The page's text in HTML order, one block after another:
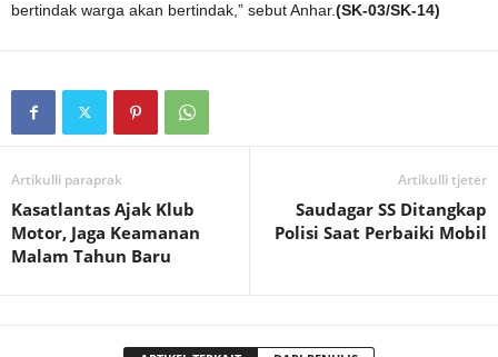
bertindak warga akan bertindak,” sebut Anhar.(SK-03/SK-14)
Artikulli paraprak
Kasatlantas Ajak Klub
Motor, Jaga Keamanan
Malam Tahun Baru
Artikulli tjetër
Saudagar SS Ditangkap
Polisi Saat Perbaiki Mobil